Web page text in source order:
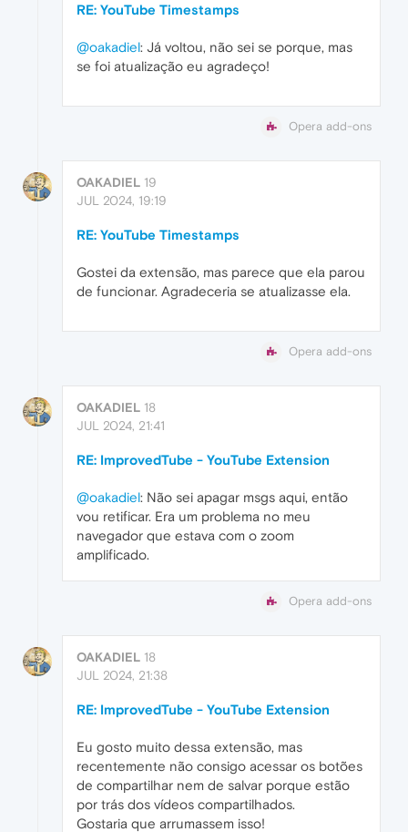
RE: YouTube Timestamps
@oakadiel: Já voltou, não sei se porque, mas
se foi atualização eu agradeço!
Opera add-ons
OAKADIEL 19
JUL 2024, 19:19
RE: YouTube Timestamps
Gostei da extensão, mas parece que ela parou
de funcionar. Agradeceria se atualizasse ela.
Opera add-ons
OAKADIEL 18
JUL 2024, 21:41
RE: ImprovedTube - YouTube Extension
@oakadiel: Não sei apagar msgs aqui, então
vou retificar. Era um problema no meu
navegador que estava com o zoom
amplificado.
Opera add-ons
OAKADIEL 18
JUL 2024, 21:38
RE: ImprovedTube - YouTube Extension
Eu gosto muito dessa extensão, mas
recentemente não consigo acessar os botões
de compartilhar nem de salvar porque estão
por trás dos vídeos compartilhados.
Gostaria que arrumassem isso!